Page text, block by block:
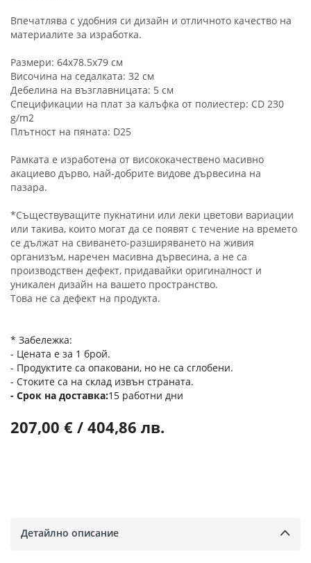
Впечатлява с удобния си дизайн и отличното качество на
материалите за изработка.
Размери: 64x78.5x79 см
Височина на седалката: 32 см
Дебелина на възглавницата: 5 см
Спецификации на плат за калъфка от полиестер: CD 230
g/m2
Плътност на пяната: D25
Рамката е изработена от висококачествено масивно
акациево дърво, най-добрите видове дървесина на
пазара.
*Съществуващите пукнатини или леки цветови вариации
или такива, които могат да се появят с течение на времето
се дължат на свиването-разширяването на живия
организъм, наречен масивна дървесина, а не са
производствен дефект, придавайки оригиналност и
уникален дизайн на вашето пространство.
Това не са дефект на продукта.
* Забележка:
- Цената е за 1 брой.
- Продуктите са опаковани, но не са сглобени.
- Стоките са на склад извън страната.
Срок на доставка 15 работни дни
207,00 € / 404,86 лв.
Детайлно описание